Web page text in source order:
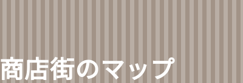
商店街のマップ